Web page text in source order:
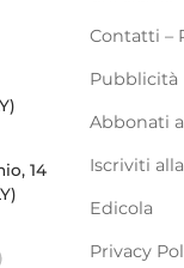
14
Contatti –
Pubblicità
Abbonati
Iscriviti
Edicola
Privacy